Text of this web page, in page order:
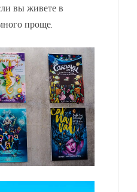
вы живете в
проще.